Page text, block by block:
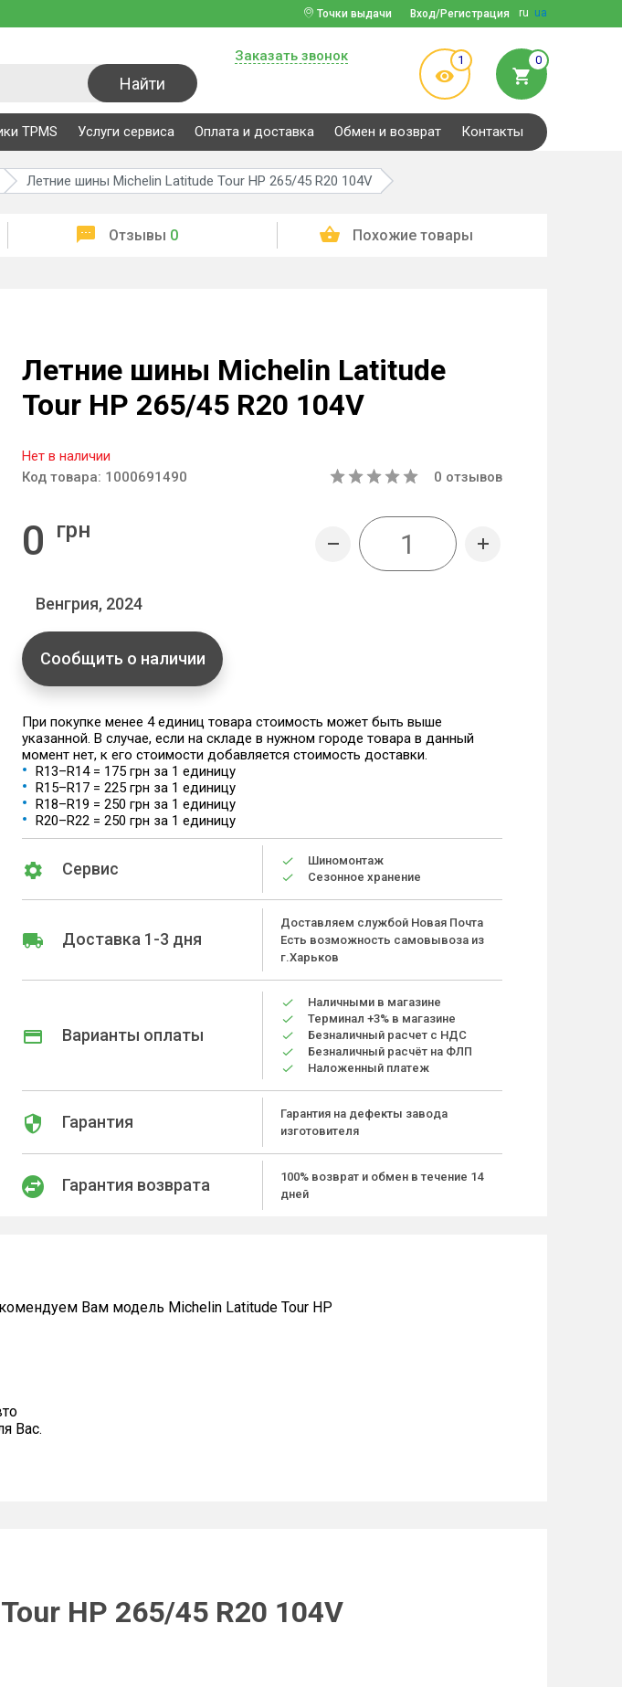
ru ua
Вход/Регистрация
Точки выдачи
Найти
Заказать звонок 1 0
TPMS Услуги сервиса Оплата и доставка Обмен и возврат Контакты
Летние шины Michelin Latitude Tour HP 265/45 R20 104V
Отзывы 0 Похожие товары
Летние шины Michelin Latitude
Tour HP 265/45 R20 104V
Нет в наличии
Код товара: 1000691490 0 отзывов
0 грн
Венгрия, 2024
Сообщить о наличии
При покупке менее 4 единиц товара стоимость может быть выше
указанной. В случае, если на складе в нужном городе товара в данный
момент нет, к его стоимости добавляется стоимость доставки.
R13–R14 = 175 грн за 1 единицу
R15–R17 = 225 грн за 1 единицу
R18–R19 = 250 грн за 1 единицу
R20–R22 = 250 грн за 1 единицу
Сервис
Шиномонтаж
Сезонное хранение
Доставка 1-3 дня
Доставляем службой Новая Почта
Есть возможность самовывоза из
г.Харьков
Варианты оплаты
Наличными в магазине
Терминал +3% в магазине
Безналичный расчет с НДС
Безналичный расчёт на ФЛП
Наложенный платеж
Гарантия
Гарантия на дефекты завода
изготовителя
Гарантия возврата
100% возврат и обмен в течение 14
дней
Вам модель Michelin Latitude Tour HP
Вас.
HP 265/45 R20 104V